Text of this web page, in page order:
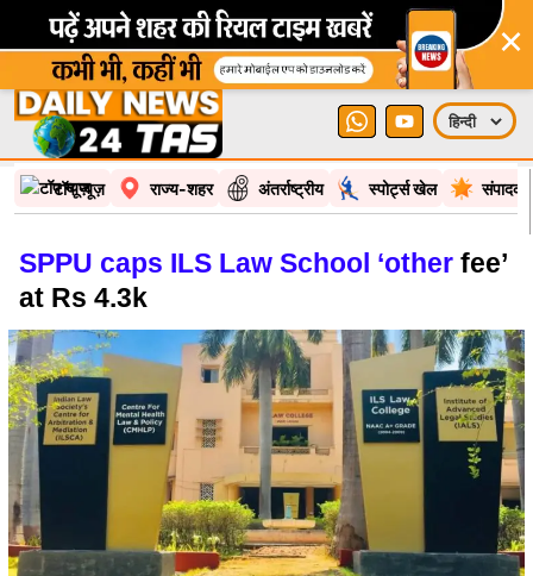
×
टॉप न्यूज़ राज्य-शहर अंतर्राष्ट्रीय स्पोर्ट्स खेल
SPPU caps ILS Law School ‘other fee’
at Rs 4.3k